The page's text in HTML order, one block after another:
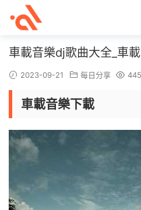
車載音樂dj歌曲大全_車
2023-09-21 每日分享 445
車載音樂下載